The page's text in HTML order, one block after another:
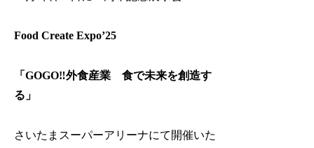
Food Create Expo’25
「GOGO‼外食産業 食で未来を創造す
る」
さいたまスーパーアリーナにて開催いた